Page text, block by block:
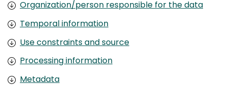
Organization/person responsible for the data
Temporal information
Use constraints and source
Processing information
Metadata